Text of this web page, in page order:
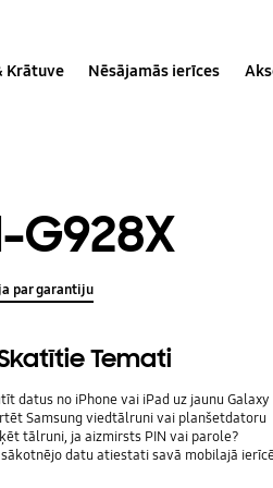
Krātuve Nēsājamās ierīces
G928X
par garantiju
Temati
datus no iPhone vai iPad uz jaunu
Samsung viedtālruni vai planšetdatoru
tālruni, ja aizmirsts PIN vai parole?
datu atiestati savā mobilajā